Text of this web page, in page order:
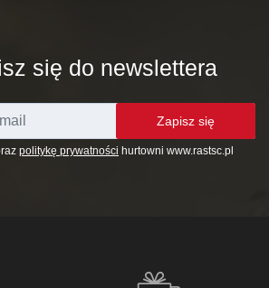
się do newslettera
politykę prywatności hurtowni www.rastsc.pl
Zapisz się